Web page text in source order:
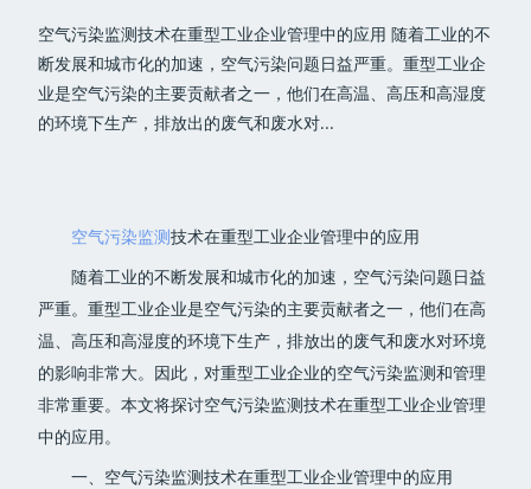
空气污染监测技术在重型工业企业管理中的应用 随着工业的不
断发展和城市化的加速，空气污染问题日益严重。重型工业企
业是空气污染的主要贡献者之一，他们在高温、高压和高湿度
的环境下生产，排放出的废气和废水对...
空气污染监测技术在重型工业企业管理中的应用
随着工业的不断发展和城市化的加速，空气污染问题日益
严重。重型工业企业是空气污染的主要贡献者之一，他们在高
温、高压和高湿度的环境下生产，排放出的废气和废水对环境
的影响非常大。因此，对重型工业企业的空气污染监测和管理
非常重要。本文将探讨空气污染监测技术在重型工业企业管理
中的应用。
一、空气污染监测技术在重型工业企业管理中的应用